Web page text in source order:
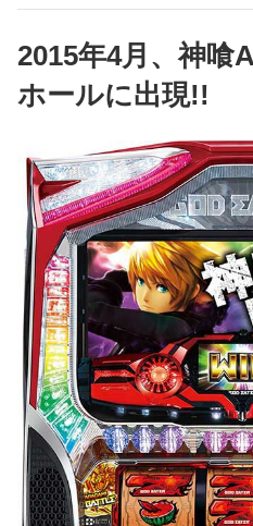
2015年4月、神喰
ホールに出現!!